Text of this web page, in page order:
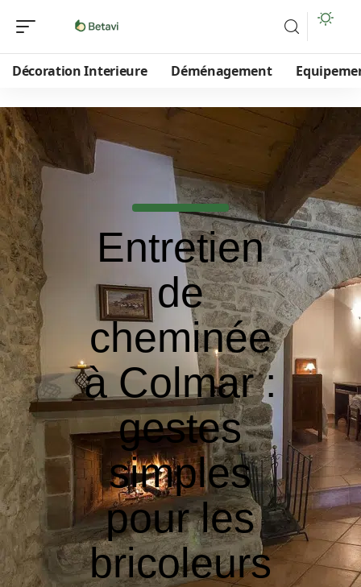
Décoration Interieure Déménagement
Entretien
de
cheminée
à Colmar :
gestes
simples
pour les
bricoleurs